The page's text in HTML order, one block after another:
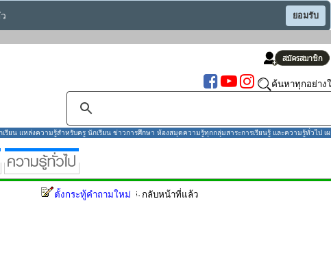
ยอมรับ
ค้นหาทุกอย่าง
รียน แหล่งความรู้สำหรับครู นักเรียน ข่าวการศึกษา ห้องสมุดความรู้ทุกกลุ่มสาระการเรียนรู้ และความรู้ทั่วไป เ
ตั้งกระทู้คำถามใหม่ กลับหน้าที่แล้ว